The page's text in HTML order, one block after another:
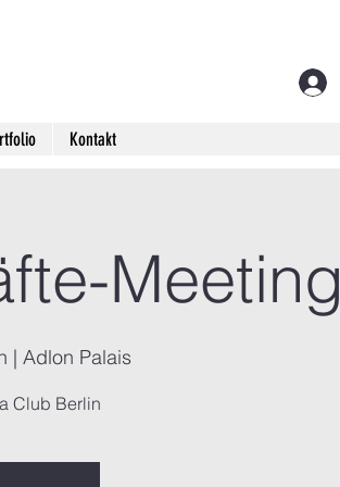
Kontakt
Meeting
| Adlon Palais
Club Berlin